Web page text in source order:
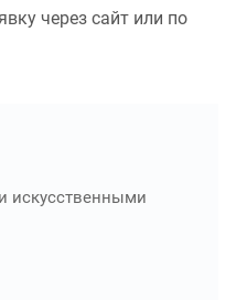
через сайт или по
искусственными